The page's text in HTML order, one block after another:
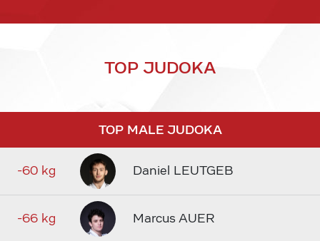
TOP JUDOKA
TOP MALE JUDOKA
-60 kg Daniel LEUTGEB
-66 kg Marcus AUER